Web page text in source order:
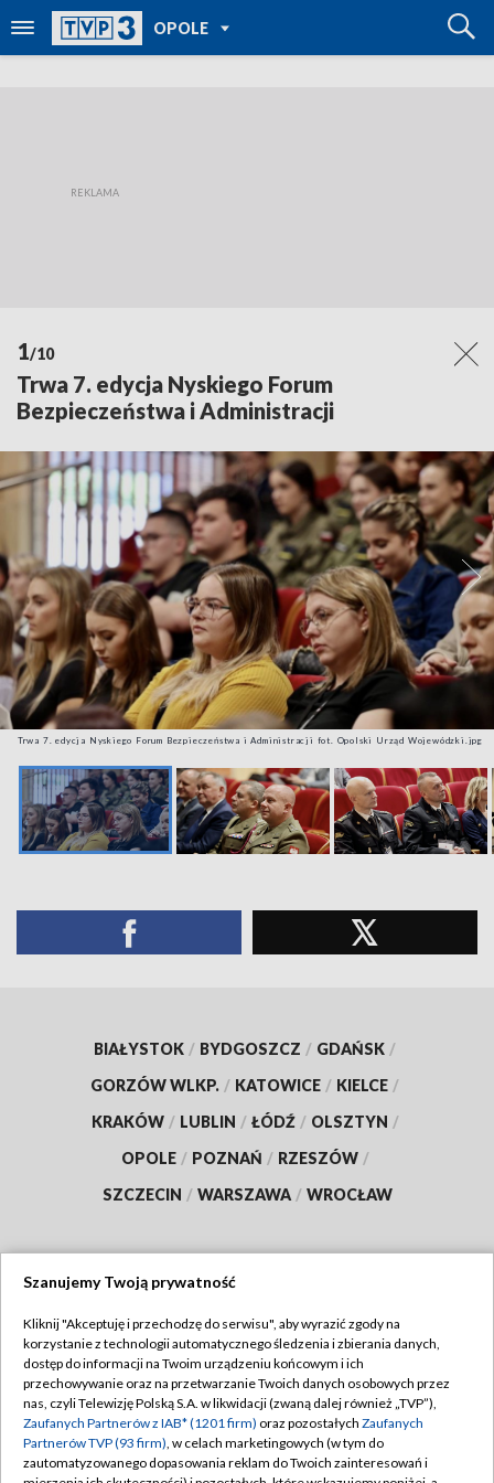
OPOLE
TVP REGIONY
1/10
Trwa 7. edycja Nyskiego Forum
Bezpieczeństwa i Administracji
Trwa 7. edycja Nyskiego Forum Bezpieczeństwa i Administracji fot. Opolski Urząd Wojewódzki.jpg
BIAŁYSTOK / BYDGOSZCZ / GDAŃSK /
GORZÓW WLKP. / KATOWICE / KIELCE /
KRAKÓW / LUBLIN / ŁÓDŹ / OLSZTYN /
OPOLE / POZNAŃ / RZESZÓW /
SZCZECIN / WARSZAWA / WROCŁAW
TVP
Abonament TVP
Emisja w TVP
Centrum informacji TVP
Regulamin TVP
Polityka prywatności
Moje zgody
Szanujemy Twoją prywatność
Kliknij "Akceptuję i przechodzę do serwisu", aby wyrazić zgody na
korzystanie z technologii automatycznego śledzenia i zbierania danych,
dostęp do informacji na Twoim urządzeniu końcowym i ich
przechowywanie oraz na przetwarzanie Twoich danych osobowych przez
nas, czyli Telewizję Polską S.A. w likwidacji (zwaną dalej również „TVP”),
Zaufanych Partnerów z IAB* (1201 firm) oraz pozostałych Zaufanych
Partnerów TVP (93 firm), w celach marketingowych (w tym do
zautomatyzowanego dopasowania reklam do Twoich zainteresowań i